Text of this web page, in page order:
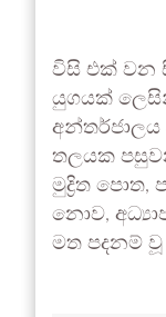
විසි එක් වන
යුගයක්
තලයක
මුද්‍රිත පොත,
නොව,
මත පදනම් වූ